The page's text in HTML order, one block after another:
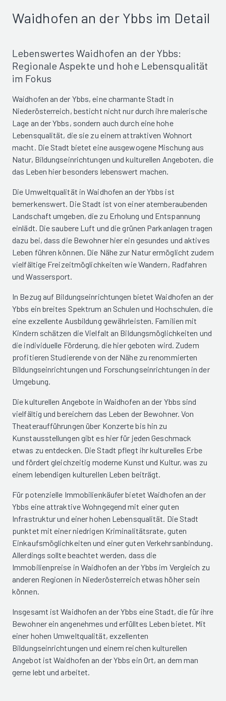
Waidhofen an der Ybbs im Detail
Lebenswertes Waidhofen an der Ybbs:
Regionale Aspekte und hohe Lebensqualität
im Fokus
Waidhofen an der Ybbs, eine charmante Stadt in
Niederösterreich, besticht nicht nur durch ihre malerische
Lage an der Ybbs, sondern auch durch eine hohe
Lebensqualität, die sie zu einem attraktiven Wohnort
macht. Die Stadt bietet eine ausgewogene Mischung aus
Natur, Bildungseinrichtungen und kulturellen Angeboten, die
das Leben hier besonders lebenswert machen.
Die Umweltqualität in Waidhofen an der Ybbs ist
bemerkenswert. Die Stadt ist von einer atemberaubenden
Landschaft umgeben, die zu Erholung und Entspannung
einlädt. Die saubere Luft und die grünen Parkanlagen tragen
dazu bei, dass die Bewohner hier ein gesundes und aktives
Leben führen können. Die Nähe zur Natur ermöglicht zudem
vielfältige Freizeitmöglichkeiten wie Wandern, Radfahren
und Wassersport.
In Bezug auf Bildungseinrichtungen bietet Waidhofen an der
Ybbs ein breites Spektrum an Schulen und Hochschulen, die
eine exzellente Ausbildung gewährleisten. Familien mit
Kindern schätzen die Vielfalt an Bildungsmöglichkeiten und
die individuelle Förderung, die hier geboten wird. Zudem
profitieren Studierende von der Nähe zu renommierten
Bildungseinrichtungen und Forschungseinrichtungen in der
Umgebung.
Die kulturellen Angebote in Waidhofen an der Ybbs sind
vielfältig und bereichern das Leben der Bewohner. Von
Theateraufführungen über Konzerte bis hin zu
Kunstausstellungen gibt es hier für jeden Geschmack
etwas zu entdecken. Die Stadt pflegt ihr kulturelles Erbe
und fördert gleichzeitig moderne Kunst und Kultur, was zu
einem lebendigen kulturellen Leben beiträgt.
Für potenzielle Immobilienkäufer bietet Waidhofen an der
Ybbs eine attraktive Wohngegend mit einer guten
Infrastruktur und einer hohen Lebensqualität. Die Stadt
punktet mit einer niedrigen Kriminalitätsrate, guten
Einkaufsmöglichkeiten und einer guten Verkehrsanbindung.
Allerdings sollte beachtet werden, dass die
Immobilienpreise in Waidhofen an der Ybbs im Vergleich zu
anderen Regionen in Niederösterreich etwas höher sein
können.
Insgesamt ist Waidhofen an der Ybbs eine Stadt, die für ihre
Bewohner ein angenehmes und erfülltes Leben bietet. Mit
einer hohen Umweltqualität, exzellenten
Bildungseinrichtungen und einem reichen kulturellen
Angebot ist Waidhofen an der Ybbs ein Ort, an dem man
gerne lebt und arbeitet.